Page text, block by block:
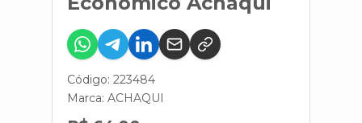
Código: 223484
Marca: ACHAQUI